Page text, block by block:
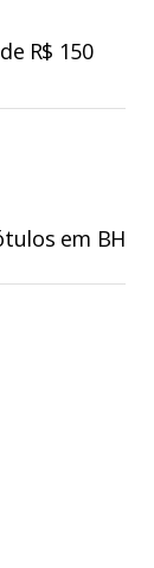
R$ 150
em BH